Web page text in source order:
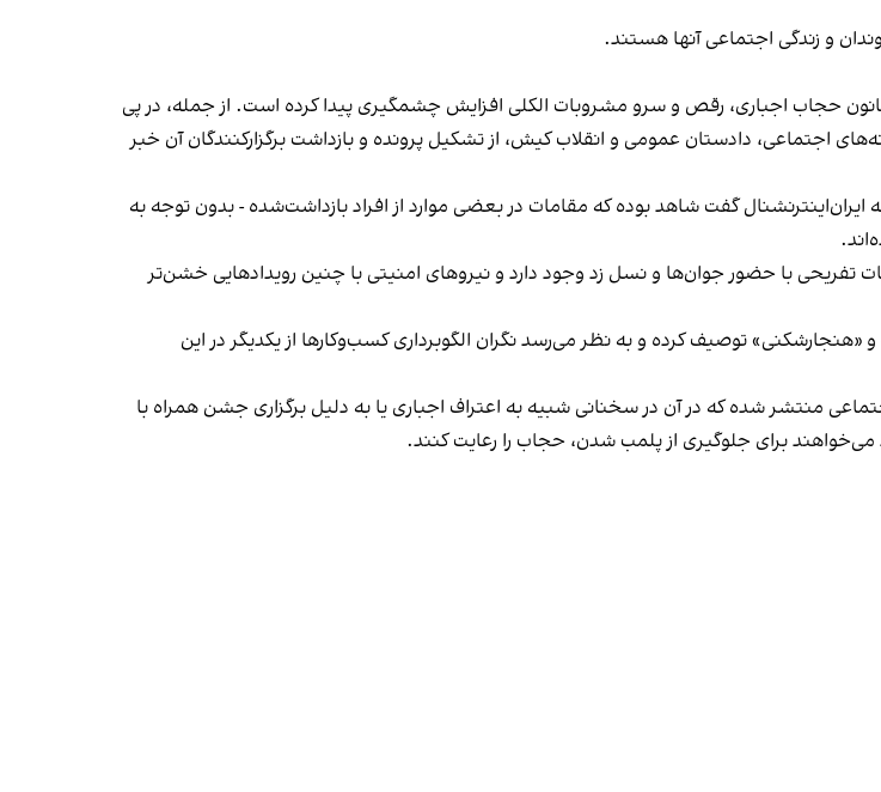
و زندگی اجتماعی آنها هستند.
حجاب اجباری، رقص و سرو مشروبات الکلی افزایش چشمگیری پیدا کرده است. از جمله، در پی
اجتماعی، دادستان عمومی و انقلاب کیش، از تشکیل پرونده و بازداشت برگزارکنندگان آن خبر
ایران‌اینترنشنال گفت شاهد بوده که مقامات در بعضی موارد از افراد بازداشت‌‌شده - بدون توجه به
با حضور جوان‌ها و نسل زد وجود دارد و نیروهای امنیتی با چنین رویدادهایی خشن‌تر
توصیف کرده و به نظر می‌رسد نگران الگوبرداری کسب‌وکارها از یکدیگر در این
منتشر شده که در آن در سخنانی شبیه به اعتراف اجباری یا به دلیل برگزاری جشن همراه با
برای جلوگیری از پلمب شدن، حجاب را رعایت کنند.